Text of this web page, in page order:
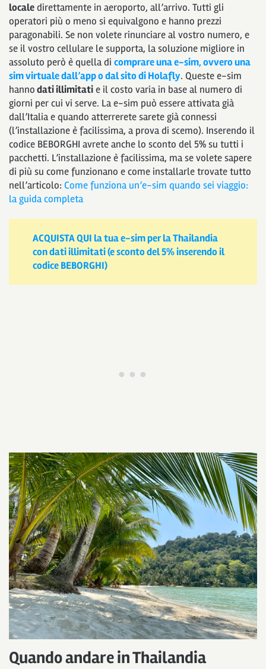
localedirettamente in aeroporto, all’arrivo. Tutti gli
operatori più o meno si equivalgono e hanno prezzi
paragonabili. Se non volete rinunciare al vostro numero, e
se il vostro cellulare le supporta, la soluzione migliore in
assoluto però è quella di comprare una e-sim, ovvero una
sim virtuale dall’app o dal sito di Holafly. Queste e-sim
hannodati illimitatie il costo varia in base al numero di
giorni per cui vi serve. La e-sim può essere attivata già
dall’Italia e quando atterrerete sarete già connessi
(l’installazione è facilissima, a prova di scemo). Inserendo il
codice BEBORGHI avrete anche lo sconto del 5% su tutti i
pacchetti. L’installazione è facilissima, ma se volete sapere
di più su come funzionano e come installarle trovate tutto
nell’articolo: Come funziona un’e-sim quando sei viaggio:
la guida completa
ACQUISTA QUI la tua e-sim per la Thailandia
con dati illimitati (e sconto del 5% inserendo il
codice BEBORGHI)
Quando andare in Thailandia